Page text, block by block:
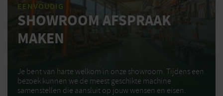
EENVOUDIG
SHOWROOM AFSPRAAK
MAKEN
Je bent van harte welkom in onze showroom. Tijdens een
bezoek kunnen we de meest geschikte machine
samenstellen die aansluit op jouw wensen en eisen.